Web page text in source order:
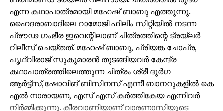
എന്ന കഥാപാത്രമായി മഹേഷ് ബാബു എത്തുന്നു.
ഹൈദരാബാദിലെ റാമോജി ഫിലിം സിറ്റിയിൽ നടന്ന
പ്രൗഢ ഗംഭീര ഇവെന്റിലാണ് ചിത്രത്തിന്റെ ട്രയ്ലർ
റിലീസ് ചെയ്തത്. മഹേഷ് ബാബു, പ്രിയങ്ക ചോപ്ര,
പൃഥ്വിരാജ് സുകുമാരൻ തുടങ്ങിയവർ കേന്ദ്ര
കഥാപാത്രത്തിലെത്തുന്ന ചിത്രം ശ്രീ ദുർഗ
ആർട്ട്സ്,ഷോവിങ് ബിസിനസ് എന്നീ ബാനറുകളിൽ കെ
എൽ നാരായണ, എസ് എസ് കർത്തികേയ എന്നിവർ
നിർമ്മിക്കുന്നു. കീരവാണിയാണ് വാരണാസിയുടെ